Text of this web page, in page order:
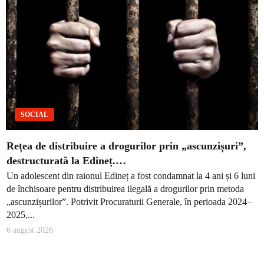
SOCIAL
Rețea de distribuire a drogurilor prin „ascunzișuri”,
destructurată la Edineț.…
Un adolescent din raionul Edineț a fost condamnat la 4 ani și 6 luni
de închisoare pentru distribuirea ilegală a drogurilor prin metoda
„ascunzișurilor”. Potrivit Procuraturii Generale, în perioada 2024–
2025,...
6 august 2026